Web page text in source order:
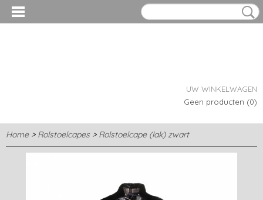
UW WINKELWAGEN
Geen producten (0)
Home> Rolstoelcapes > Rolstoelcape (lak) zwart